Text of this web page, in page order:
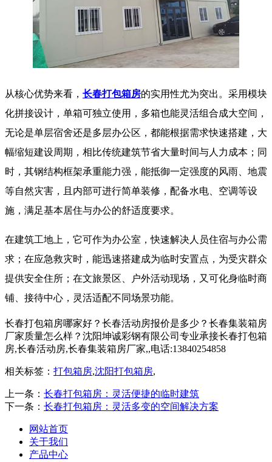
从核心优势来看， 长春打包箱房的实用性尤为突出。采用模块
化拼接设计，单箱可独立使用，多箱也能灵活组合成大空间，
无论是单层宿舍还是多层办公区，都能根据需求快速搭建，大
幅缩短建设周期，相比传统建筑节省大量时间与人力成本；同
时，其钢结构框架承重能力强，能抵御一定强度的风雨、地震
等自然灾害，且内部可进行简单装修，配备水电、空调等设
施，满足基本居住与办公的舒适度要求。
在建筑工地上，它可作为办公室，快速解决人员住宿与办公需
求；在应急救灾时，能迅速搭建成为临时安置点，为受灾群众
提供安全住所；在文旅景区、户外活动现场，又可化身临时商
铺、接待中心，灵活适配不同场景功能。
长春打包箱房哪家好？长春活动房报价是多少？长春集装箱房
厂家质量怎么样？沈阳坤诚彩钢有限公司专业承接长春打包箱
房,长春活动房,长春集装箱房厂家,,电话:13840254858
相关标签： 打包箱房,沈阳打包箱房,
上一条： 长春打包箱房：灵活便捷的临时建筑
下一条： 长春打包箱房：灵活多变的空间解决方案
网站首页
关于我们
产品中心